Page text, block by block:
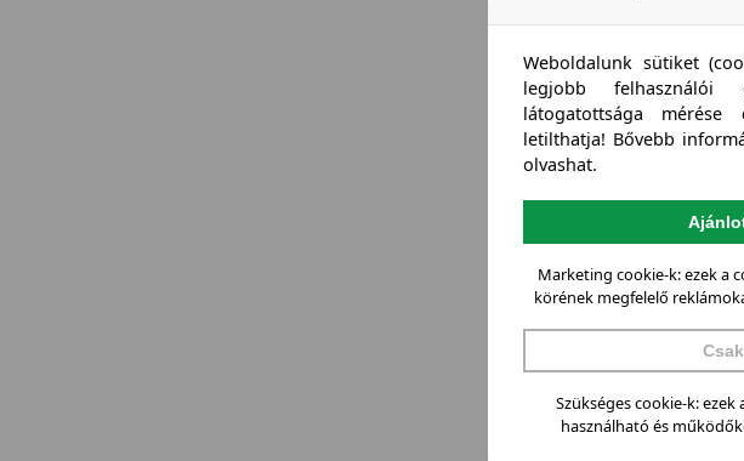
Weboldalunk sütiket
legjobb felhasználói
látogatottsága
letilthatja! Bővebb
olvashat.
Marketing cookie-k: ezek a
körének megfelelő
Szükséges cookie-k:
használható és